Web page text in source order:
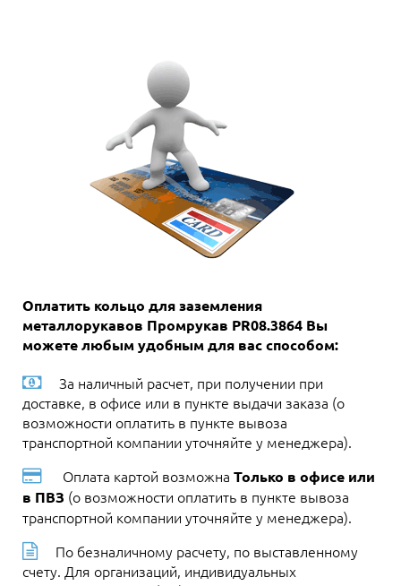
Оплатить кольцо для заземления
металлорукавов Промрукав PR08.3864 Вы
можете любым удобным для вас способом:
За наличный расчет, при получении при
доставке, в офисе или в пункте выдачи заказа (о
возможности оплатить в пункте вывоза
транспортной компании уточняйте у менеджера).
Оплата картой возможна Только в офисе или
в ПВЗ (о возможности оплатить в пункте вывоза
транспортной компании уточняйте у менеджера).
По безналичному расчету, по выставленному
счету. Для организаций, индивидуальных